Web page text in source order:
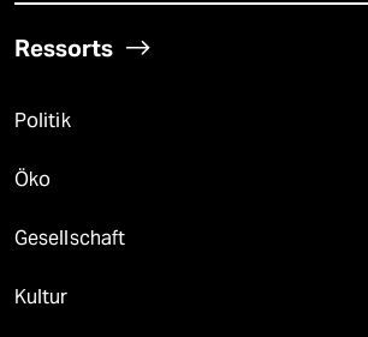
Ressorts
Politik
Öko
Gesellschaft
Kultur